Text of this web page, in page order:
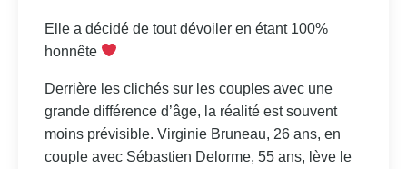
Elle a décidé de tout dévoiler en étant 100%
honnête
Derrière les clichés sur les couples avec une
grande différence d’âge, la réalité est souvent
moins prévisible. Virginie Bruneau, 26 ans, en
couple avec Sébastien Delorme, 55 ans, lève le